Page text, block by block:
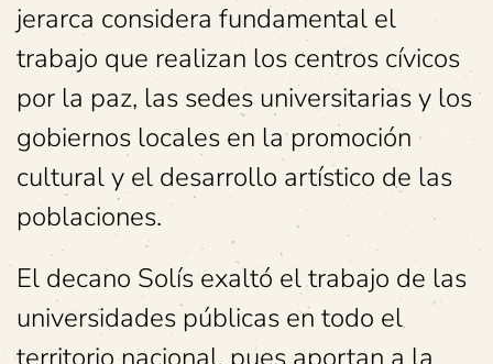
jerarca considera fundamental el
trabajo que realizan los centros cívicos
por la paz, las sedes universitarias y los
gobiernos locales en la promoción
cultural y el desarrollo artístico de las
poblaciones.
El decano Solís exaltó el trabajo de las
universidades públicas en todo el